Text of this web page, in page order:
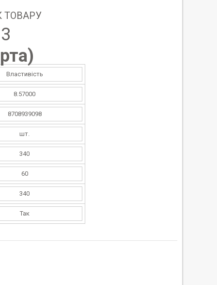
ТОВАРУ
)
Властивість
8.57000
8708939098
шт.
340
60
340
Так